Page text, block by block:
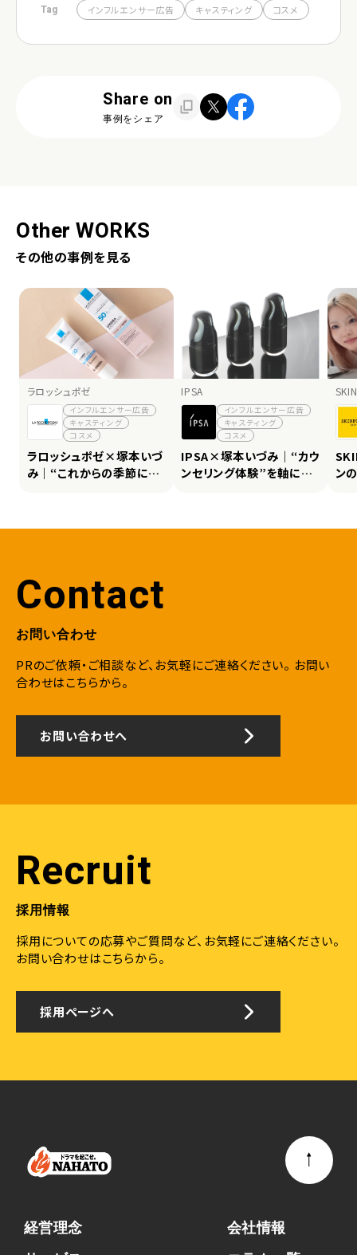
Tag インフルエンサー広告 キャスティング コスメ
Share on
事例をシェア
Other WORKS
その他の事例を見る
ラロッシュポゼ
インフルエンサー広告
キャスティング
コスメ
ラロッシュポゼ×塚本いづ
み｜“これからの季節にお
IPSA
インフルエンサー広告
キャスティング
コスメ
IPSA×塚本いづみ｜“カウ
ンセリング体験”を軸にプ
ン
Contact
お問い合わせ
PRのご依頼・ご相談など、お気軽にご連絡ください。 お問い
合わせはこちらから。
お問い合わせへ
Recruit
採用情報
採用についての応募やご質問など、お気軽にご連絡ください。
お問い合わせはこちらから。
採用ページへ
経営理念
会社情報